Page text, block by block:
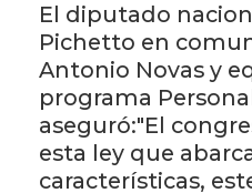
El diputado
Pichetto en
Antonio Novas y
programa
aseguró:"El
esta ley que
características,